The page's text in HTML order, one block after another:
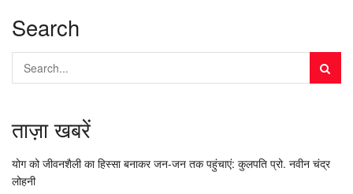
Search
ताज़ा खबरें
योग को जीवनशैली का हिस्सा बनाकर जन-जन तक पहुंचाएं: कुलपति प्रो. नवीन चंद्र
लोहनी